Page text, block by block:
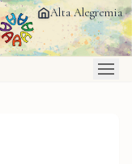
Alta Alegremia